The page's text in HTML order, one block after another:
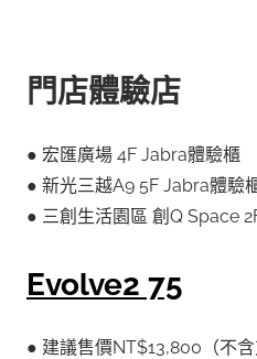
門店體驗店
● 宏匯廣場 4F Jabra體驗櫃
● 新光三越A9 5F Jabra體驗
● 三創生活園區 創Q Space
Evolve2 75
● 建議售價NT$13,800（不